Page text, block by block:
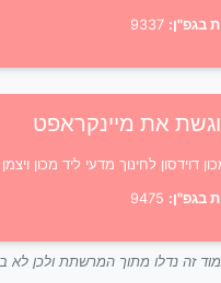
בגפ"ן:
את מיינקראפט
דוידסון לחינוך מדעי ליד מכון
בגפ"ן:
זה נדלו מתוך המרשתת ולכן